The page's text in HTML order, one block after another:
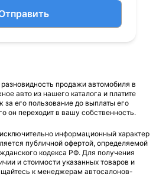
продажи автомобиля в
авто из нашего каталога и платите
его пользование до выплаты его
он переходит в вашу собственность.
информационный характер
публичной офертой, определяемой
кодекса РФ. Для получения
и стоимости указанных товаров и
к менеджерам автосалонов-